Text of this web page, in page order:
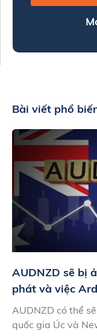
Bài viết phổ
AUDNZD sẽ bị
phát và việc
AUDNZD có thể
quốc gia Úc và